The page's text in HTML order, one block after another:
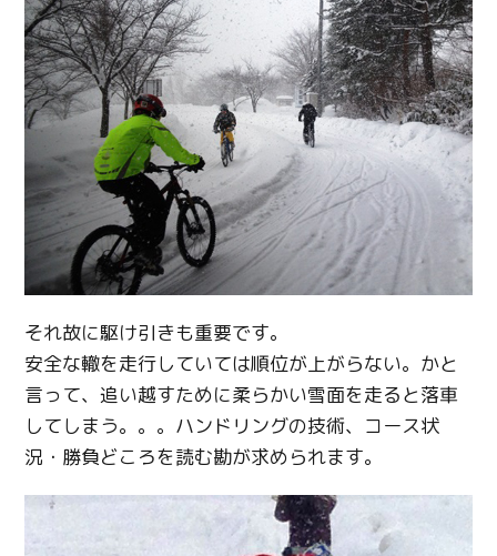
それ故に駆け引きも重要です。
安全な轍を走行していては順位が上がらない。かと
言って、追い越すために柔らかい雪面を走ると落車
してしまう。。。ハンドリングの技術、コース状
況・勝負どころを読む勘が求められます。